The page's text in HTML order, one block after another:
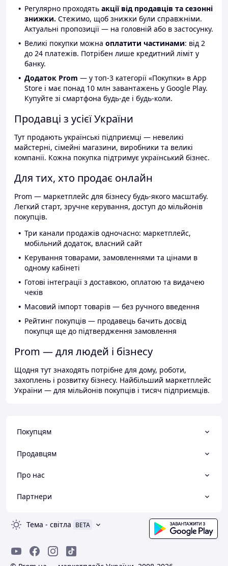
Регулярно проходять акції від продавців та сезонні
знижки. Стежимо, щоб знижки були справжніми.
Актуальні пропозиції — на головній або в застосунку.
Великі покупки можна оплатити частинами: від 2
до 24 платежів. Потрібен лише кредитний ліміт у
банку.
Додаток Prom — у топ-3 категорії «Покупки» в App
Store і має понад 10 млн завантажень у Google Play.
Купуйте зі смартфона будь-де і будь-коли.
Продавці з усієї України
Тут продають українські підприємці — невеликі
майстерні, сімейні магазини, виробники та великі
компанії. Кожна покупка підтримує український бізнес.
Для тих, хто продає онлайн
Prom — маркетплейс для бізнесу будь-якого масштабу.
Легкий старт, зручне керування, доступ до мільйонів
покупців.
Три канали продажів одночасно: маркетплейс,
мобільний додаток, власний сайт
Керування товарами, замовленнями та цінами в
одному кабінеті
Готові інтеграції з доставкою, оплатою та видачею
чеків
Масовий імпорт товарів — без ручного введення
Рейтинг покупців — продавець бачить досвід
покупця ще до підтвердження замовлення
Prom — для людей і бізнесу
Щодня тут знаходять потрібне для дому, роботи,
захоплень і розвитку бізнесу. Найбільший маркетплейс
України — для мільйонів покупців і тисяч підприємців.
Покупцям
Продавцям
Про нас
Партнери
Тема - світла BETA